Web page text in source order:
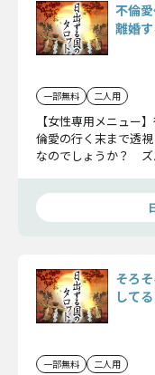
不倫
離婚
一部無料 二人用
【女性専用メニュー
倫愛の行く末まで透
なのでしょうか？ ズ
そろ
して
一部無料 二人用